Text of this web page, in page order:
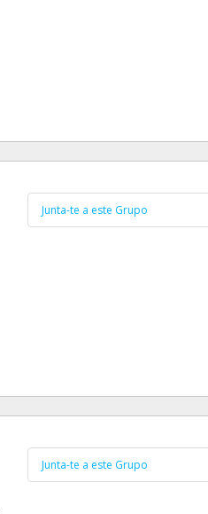
Junta-te a este Grupo
Junta-te a este Grupo